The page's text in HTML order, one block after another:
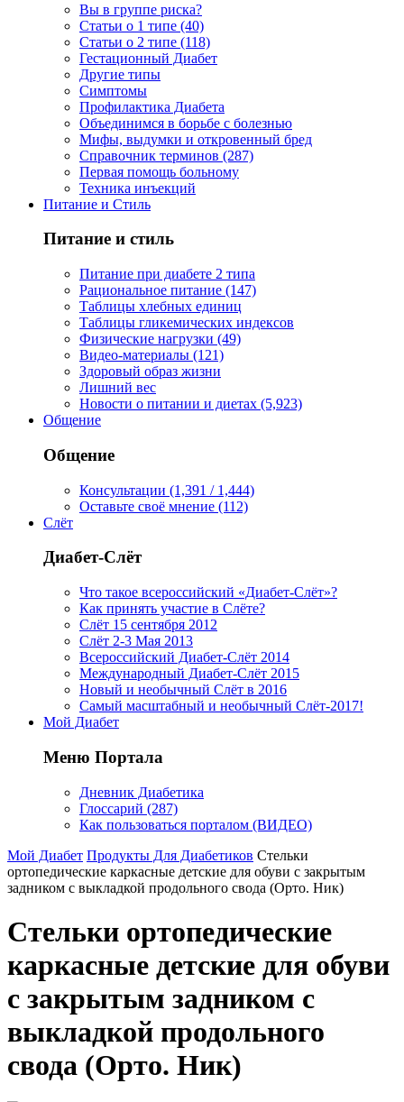
Вы в группе риска?
Статьи о 1 типе (40)
Статьи о 2 типе (118)
Гестационный Диабет
Другие типы
Симптомы
Профилактика Диабета
Объединимся в борьбе с болезнью
Мифы, выдумки и откровенный бред
Справочник терминов (287)
Первая помощь больному
Техника инъекций
Питание и Стиль
Питание и стиль
Питание при диабете 2 типа
Рациональное питание (147)
Таблицы хлебных единиц
Таблицы гликемических индексов
Физические нагрузки (49)
Видео-материалы (121)
Здоровый образ жизни
Лишний вес
Новости о питании и диетах (5,923)
Общение
Общение
Консультации (1,391 / 1,444)
Оставьте своё мнение (112)
Слёт
Диабет-Слёт
Что такое всероссийский «Диабет-Слёт»?
Как принять участие в Слёте?
Слёт 15 сентября 2012
Слёт 2-3 Мая 2013
Всероссийский Диабет-Слёт 2014
Международный Диабет-Слёт 2015
Новый и необычный Слёт в 2016
Самый масштабный и необычный Слёт-2017!
Мой Диабет
Меню Портала
Дневник Диабетика
Глоссарий (287)
Как пользоваться порталом (ВИДЕО)
Мой Диабет Продукты Для Диабетиков Стельки
ортопедические каркасные детские для обуви с закрытым
задником с выкладкой продольного свода (Орто. Ник)
Стельки ортопедические
каркасные детские для обуви
с закрытым задником с
выкладкой продольного
свода (Орто. Ник)